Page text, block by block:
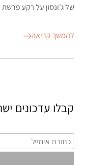
של ג’ונסון על רקע
להמשך קריאה
קבלו עדכונים